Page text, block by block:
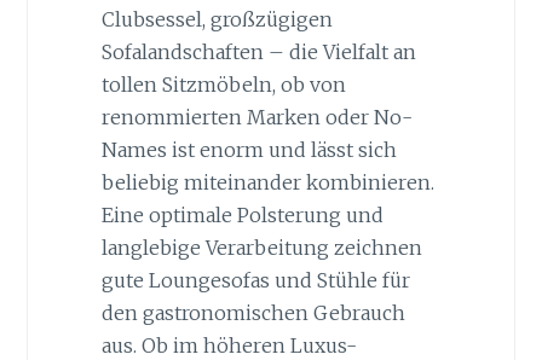
Clubsessel, großzügigen
Sofalandschaften – die Vielfalt an
tollen Sitzmöbeln, ob von
renommierten Marken oder No-
Names ist enorm und lässt sich
beliebig miteinander kombinieren.
Eine optimale Polsterung und
langlebige Verarbeitung zeichnen
gute Loungesofas und Stühle für
den gastronomischen Gebrauch
aus. Ob im höheren Luxus-